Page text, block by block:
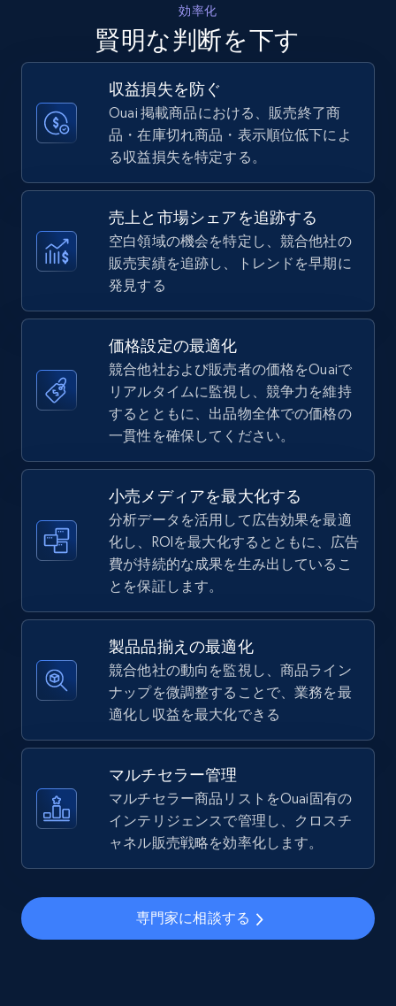
Specifications, Image urls, Top reviews, and
Walmart - products - Discover products by
using sku numbers
URL, Final price, Sku, Currency, Gtin,
Specifications, Image urls, Top reviews, and
more.
TikTok Shop
URL, Title, Available, Description, Currency, Initial
price, Final price, Discount percent, and more.
TikTok Shop - category
URL, Title, Available, Description, Currency, Initial
price, Final price, Discount percent, and more.
5.4K+ 668+ 今すぐ始める
TikTok Shop - Collect TikTok shop products
by keywords search
URL, Title, Available, Description, Currency, Initial
price, Final price, Discount percent, and more.
5.4K+ 668+ 今すぐ始める
効率化
賢明な判断を下す
収益損失を防ぐ
Ouai 掲載商品における、販売終了商
品・在庫切れ商品・表示順位低下によ
る収益損失を特定する。
売上と市場シェアを追跡する
空白領域の機会を特定し、競合他社の
販売実績を追跡し、トレンドを早期に
発見する
価格設定の最適化
競合他社および販売者の価格をOuaiで
リアルタイムに監視し、競争力を維持
するとともに、出品物全体での価格の
一貫性を確保してください。
小売メディアを最大化する
分析データを活用して広告効果を最適
化し、ROIを最大化するとともに、広告
費が持続的な成果を生み出しているこ
とを保証します。
製品品揃えの最適化
競合他社の動向を監視し、商品ライン
ナップを微調整することで、業務を最
適化し収益を最大化できる
マルチセラー管理
マルチセラー商品リストをOuai固有の
インテリジェンスで管理し、クロスチ
ャネル販売戦略を効率化します。
専門家に相談する